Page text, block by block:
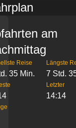
am
Reise
35 Min.
Längste
7 Std.
Letzter
14:14